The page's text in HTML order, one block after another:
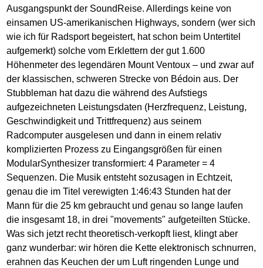
Ausgangspunkt der SoundReise. Allerdings keine von
einsamen US-amerikanischen Highways, sondern (wer sich
wie ich für Radsport begeistert, hat schon beim Untertitel
aufgemerkt) solche vom Erklettern der gut 1.600
Höhenmeter des legendären Mount Ventoux – und zwar auf
der klassischen, schweren Strecke von Bédoin aus. Der
Stubbleman hat dazu die während des Aufstiegs
aufgezeichneten Leistungsdaten (Herzfrequenz, Leistung,
Geschwindigkeit und Trittfrequenz) aus seinem
Radcomputer ausgelesen und dann in einem relativ
komplizierten Prozess zu Eingangsgrößen für einen
ModularSynthesizer transformiert: 4 Parameter = 4
Sequenzen. Die Musik entsteht sozusagen in Echtzeit,
genau die im Titel verewigten 1:46:43 Stunden hat der
Mann für die 25 km gebraucht und genau so lange laufen
die insgesamt 18, in drei "movements" aufgeteilten Stücke.
Was sich jetzt recht theoretisch-verkopft liest, klingt aber
ganz wunderbar: wir hören die Kette elektronisch schnurren,
erahnen das Keuchen der um Luft ringenden Lunge und